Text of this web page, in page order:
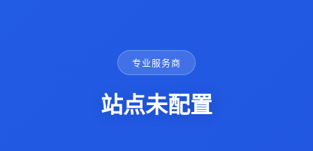
专业服务商
站点未配置